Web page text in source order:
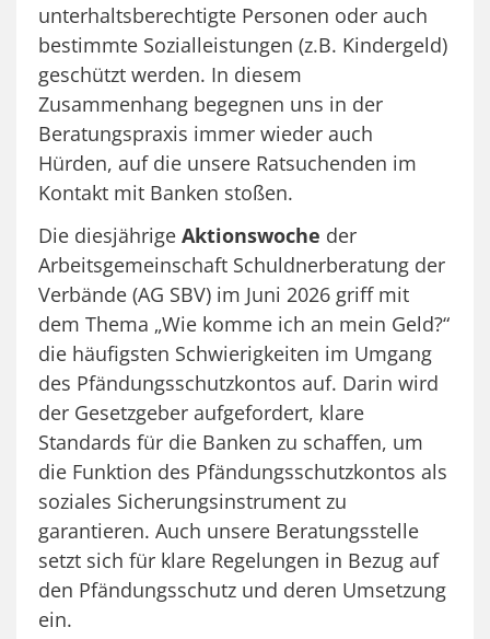
unterhaltsberechtigte Personen oder auch
bestimmte Sozialleistungen (z.B. Kindergeld)
geschützt werden. In diesem
Zusammenhang begegnen uns in der
Beratungspraxis immer wieder auch
Hürden, auf die unsere Ratsuchenden im
Kontakt mit Banken stoßen.
Die diesjährige Aktionswoche der
Arbeitsgemeinschaft Schuldnerberatung der
Verbände (AG SBV) im Juni 2026 griff mit
dem Thema „Wie komme ich an mein Geld?“
die häufigsten Schwierigkeiten im Umgang
des Pfändungsschutzkontos auf. Darin wird
der Gesetzgeber aufgefordert, klare
Standards für die Banken zu schaffen, um
die Funktion des Pfändungsschutzkontos als
soziales Sicherungsinstrument zu
garantieren. Auch unsere Beratungsstelle
setzt sich für klare Regelungen in Bezug auf
den Pfändungsschutz und deren Umsetzung
ein.